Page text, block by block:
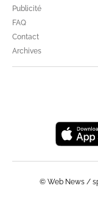
Publicité
FAQ
Contact
Archives
© Web News /